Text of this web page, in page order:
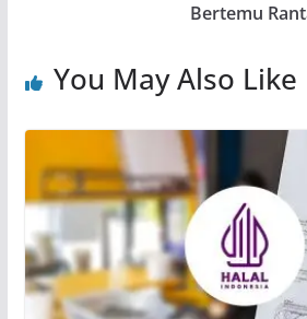
Bertemu
You May Also Like